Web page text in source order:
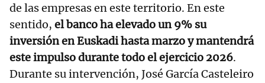
de las empresas en este territorio. En este
sentido, el banco ha elevado un 9% su
inversión en Euskadi hasta marzo y mantendrá
este impulso durante todo el ejercicio 2026.
Durante su intervención, José García Casteleiro